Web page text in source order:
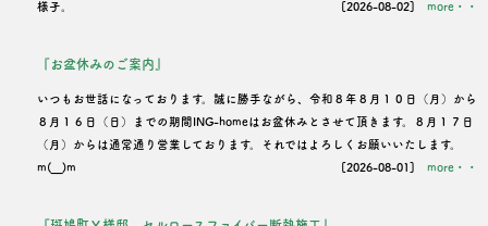
様子。 [2026-08-02] more・・
『お盆休みのご案内』
いつもお世話になっております。誠に勝手ながら、令和８年８月１０日（月）から
８月１６日（日）までの期間ING-homeはお盆休みとさせて頂きます。８月１７日
（月）からは通常通り営業しております。それではよろしくお願いいたします。
m(__)m [2026-08-01] more・・